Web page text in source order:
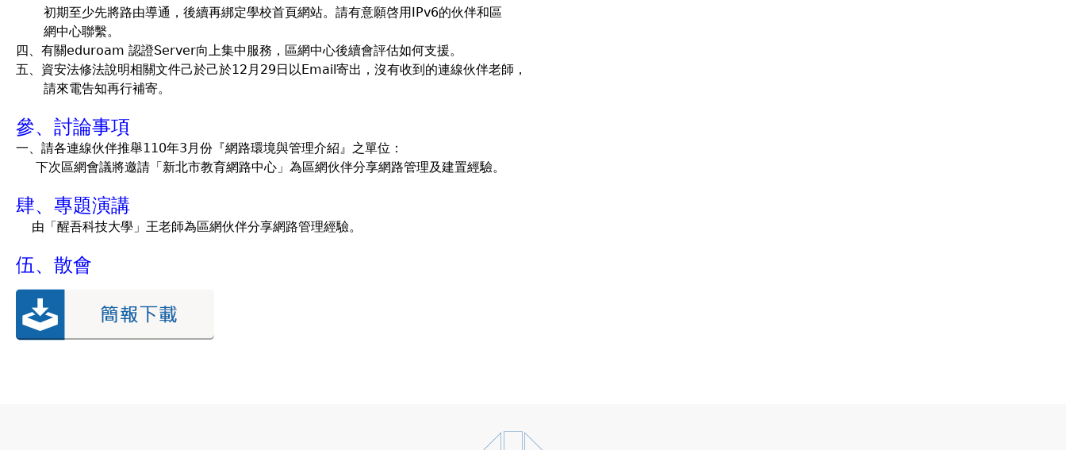
初期至少先將路由導通，後續再綁定學校首頁網站。請有意願啓用IPv6的伙伴和區
網中心聯繫。
四、有關eduroam 認證Server向上集中服務，區網中心後續會評估如何支援。
五、資安法修法說明相關文件己於己於12月29日以Email寄出，沒有收到的連線伙伴老師，
請來電告知再行補寄。
參、討論事項
一、請各連線伙伴推舉110年3月份『網路環境與管理介紹』之單位：
下次區網會議將邀請「新北市教育網路中心」為區網伙伴分享網路管理及建置經驗。
肆、專題演講
由「醒吾科技大學」王老師為區網伙伴分享網路管理經驗。
伍、散會